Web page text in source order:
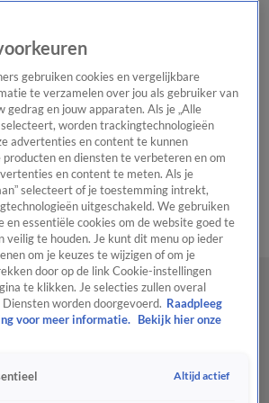
Regionieuws Het beste van Hart
Tip de
WeerTip de redactiePanelVideo's
gebruiken cookies en vergelijkbare
te verzamelen over jou als gebruiker van
gedrag en jouw apparaten. Als je „Alle
selecteert, worden trackingtechnologieën
advertenties en content te kunnen
producten en diensten te verbeteren en om
en content te meten. Als je
selecteert of je toestemming intrekt,
uitgeschakeld. We gebruiken
en essentiële cookies om de website goed te
veilig te houden. Je kunt dit menu op ieder
om je keuzes te wijzigen of om je
door op de link Cookie-instellingen
te klikken. Je selecties zullen overal
worden doorgevoerd. Raadpleeg
voor meer informatie.
Bekijk hier onze
Altijd actief